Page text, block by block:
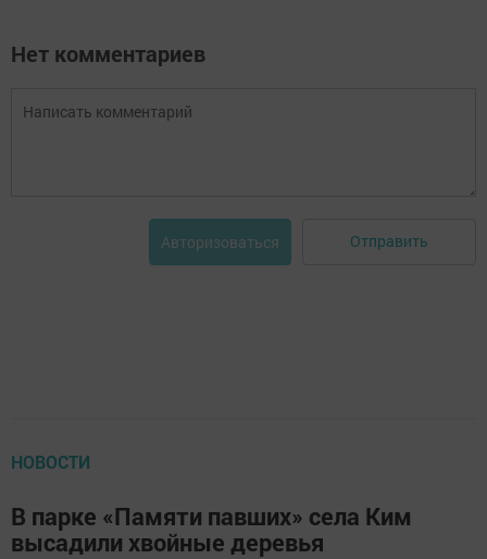
Нет комментариев
Авторизоваться Отправить
НОВОСТИ
В парке «Памяти павших» села Ким
высадили хвойные деревья